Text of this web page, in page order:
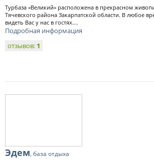
Турбаза «Великий» расположена в прекрасном
Тячевского района Закарпатской области. В любое
видеть Вас у нас в гостях....
Подробная информация
отзывов: 1
Эдем, база отдыха